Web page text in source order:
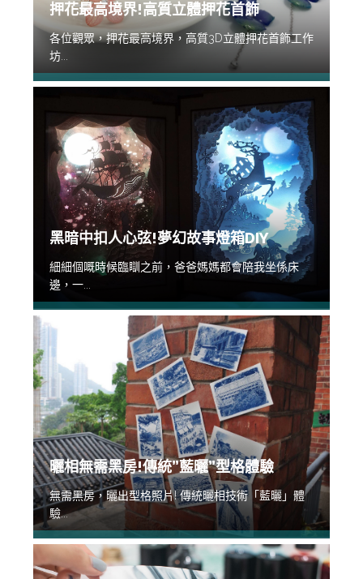
押花最高境界!高質立體押花首飾
各位觀眾，押花最高境界，高質3D立體押花首飾工作
坊...
黑暗中扣人心弦!夢幻故事燈箱DIY
細細個嘅時候臨瞓之前，爸爸媽媽都會陪我坐係床
邊，一...
曬相無需黑房!傳統”藍曬”型格體驗
無需黑房，曬出型格照片! 傳統曬相技術「藍曬」體
驗...